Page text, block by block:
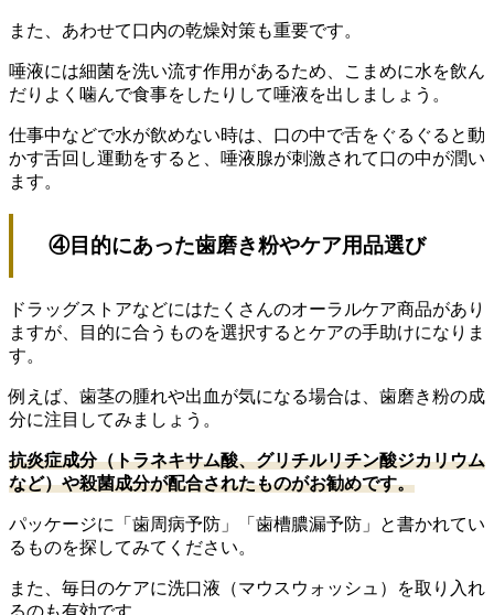
また、あわせて口内の乾燥対策も重要です。
唾液には細菌を洗い流す作用があるため、こまめに水を飲ん
だりよく噛んで食事をしたりして唾液を出しましょう。
仕事中などで水が飲めない時は、口の中で舌をぐるぐると動
かす舌回し運動をすると、唾液腺が刺激されて口の中が潤い
ます。
④目的にあった歯磨き粉やケア用品選び
ドラッグストアなどにはたくさんのオーラルケア商品があり
ますが、目的に合うものを選択するとケアの手助けになりま
す。
例えば、歯茎の腫れや出血が気になる場合は、歯磨き粉の成
分に注目してみましょう。
抗炎症成分（トラネキサム酸、グリチルリチン酸ジカリウム
など）や殺菌成分が配合されたものがお勧めです。
パッケージに「歯周病予防」「歯槽膿漏予防」と書かれてい
るものを探してみてください。
また、毎日のケアに洗口液（マウスウォッシュ）を取り入れ